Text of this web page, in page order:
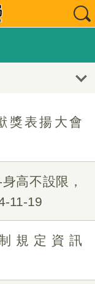
獎表揚大會
高不設限，
11-19
規定資訊